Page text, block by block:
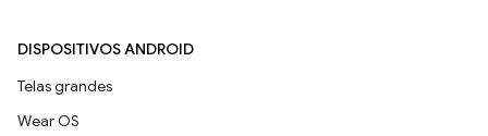
DISPOSITIVOS ANDROID
Telas grandes
Wear OS